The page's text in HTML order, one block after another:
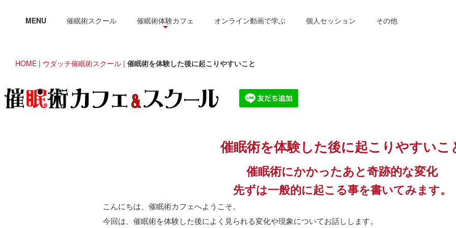
MENU 催眠術スクール 催眠術体験カフェ オンライン動画で学ぶ 個人セッション その他
HOME | ウダッチ催眠術スクール | 催眠術を体験した後に起こりやすいこと
催眠術を体験した後に起こりやすいこ
催眠術にかかったあと奇跡的な変化
先ずは一般的に起こる事を書いてみます。
こんにちは、催眠術カフェへようこそ。
今回は、催眠術を体験した後によく見られる変化や現象についてお話しします。